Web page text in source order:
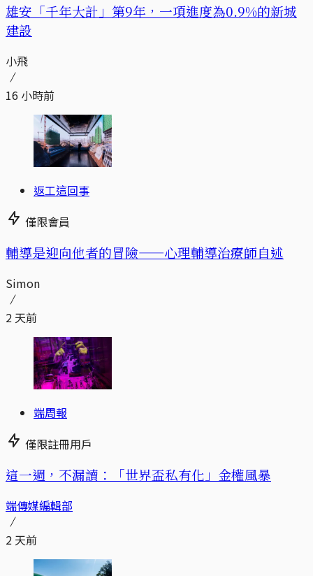
​​雄安「千年大計」第9年，一項進度為0.9%的新城
建設
小飛
16 小時前
返工這回事
僅限會員
輔導是迎向他者的冒險——心理輔導治療師自述
Simon
2 天前
端周報
僅限註冊用戶
這一週，不漏讀：「世界盃私有化」金權風暴
端傳媒編輯部
2 天前